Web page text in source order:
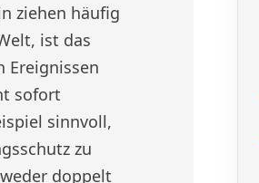
ziehen häufig
ist das
Ereignissen
sofort
sinnvoll,
zu
doppelt